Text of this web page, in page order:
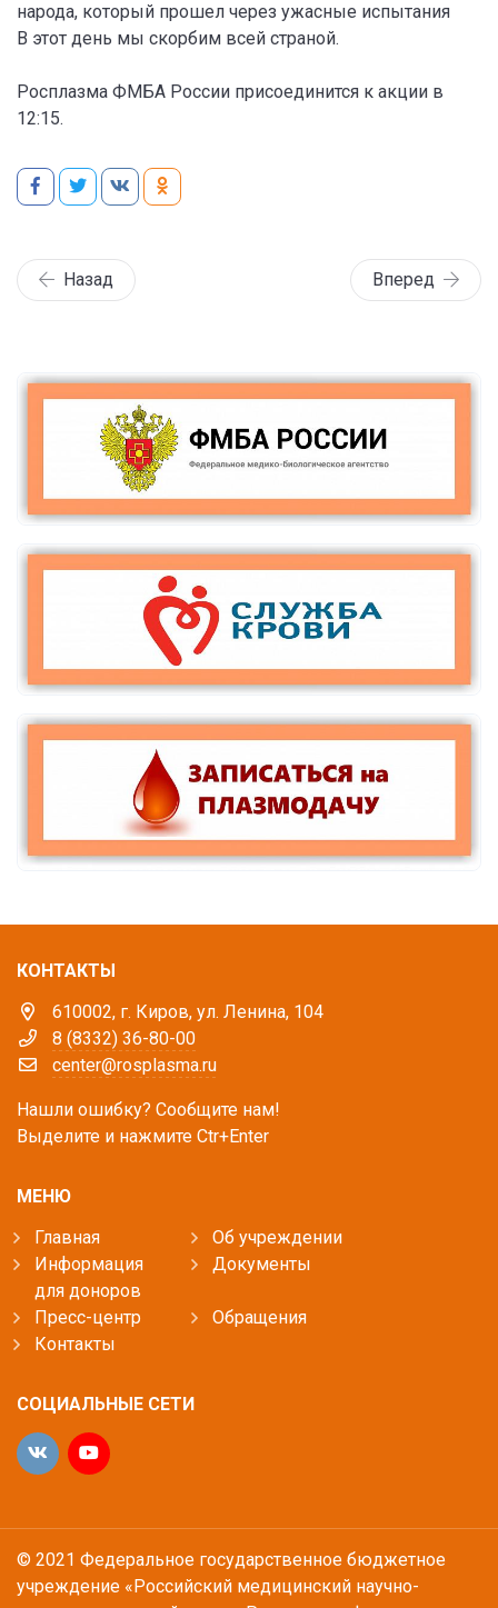
народа, который прошел через ужасные испытания
В этот день мы скорбим всей страной.
Росплазма ФМБА России присоединится к акции в
12:15.
Назад Вперед
КОНТАКТЫ
610002, г. Киров, ул. Ленина, 104
8 (8332) 36-80-00
center@rosplasma.ru
Нашли ошибку? Сообщите нам!
Выделите и нажмите Ctr+Enter
МЕНЮ
Главная
Об учреждении
Информация
для доноров
Документы
Пресс-центр
Обращения
Контакты
СОЦИАЛЬНЫЕ СЕТИ
© 2021 Федеральное государственное бюджетное
учреждение «Российский медицинский научно-